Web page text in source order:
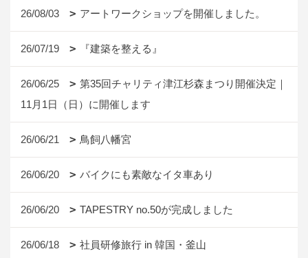
26/08/03 アートワークショップを開催しました。
26/07/19 『建築を整える』
26/06/25
第35回チャリティ津江杉森まつり開催決定｜
11月1日（日）に開催します
26/06/21 鳥飼八幡宮
26/06/20 バイクにも素敵なイタ車あり
26/06/20 TAPESTRY no.50が完成しました
26/06/18 社員研修旅行 in 韓国・釜山